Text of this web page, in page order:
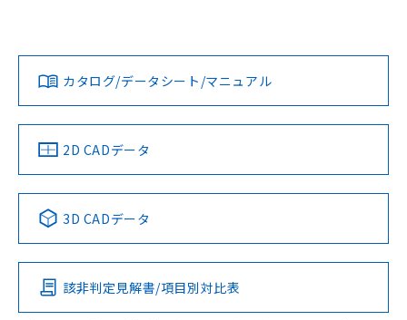
ダウンロードデータをご利用いただく前に、以下を必ずお読
みください。
ソフトウェアの使用条件
対応済み
中国 RoHS 注意事項・凡例
Pb Hg Cd Cr(VI)
O
LR型式承認
（イギリス
船舶規格）
DNV型式承認
（ノルウェー
BV型式承認
（フランス
KR型式
（韓国
No No No No
この製品の規格認証/適合状況ページへ
その他の認証はこちらのページからご検索ください
カタログ/データシート/マニュアル
2D CADデータ
3D CADデータ
該非判定見解書/項目別対比表